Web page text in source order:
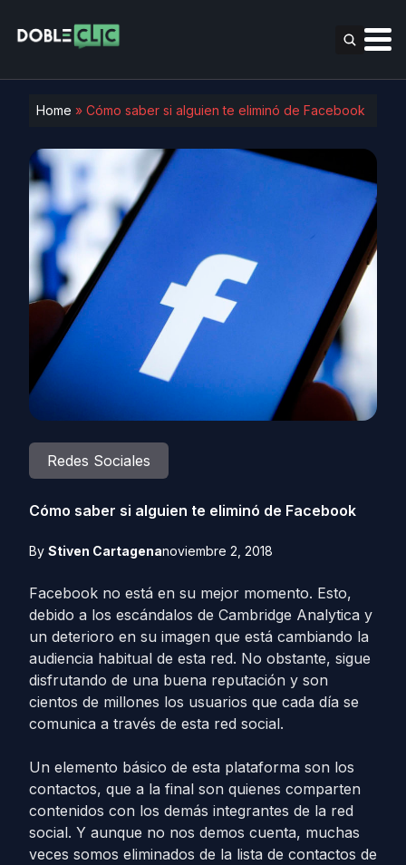
Home » Cómo saber si alguien te eliminó de Facebook
Redes Sociales
Cómo saber si alguien te eliminó de Facebook
By Stiven Cartagenanoviembre 2, 2018
Facebook no está en su mejor momento. Esto,
debido a los escándalos de Cambridge Analytica y
un deterioro en su imagen que está cambiando la
audiencia habitual de esta red. No obstante, sigue
disfrutando de una buena reputación y son
cientos de millones los usuarios que cada día se
comunica a través de esta red social.
Un elemento básico de esta plataforma son los
contactos, que a la final son quienes comparten
contenidos con los demás integrantes de la red
social. Y aunque no nos demos cuenta, muchas
veces somos eliminados de la lista de contactos de